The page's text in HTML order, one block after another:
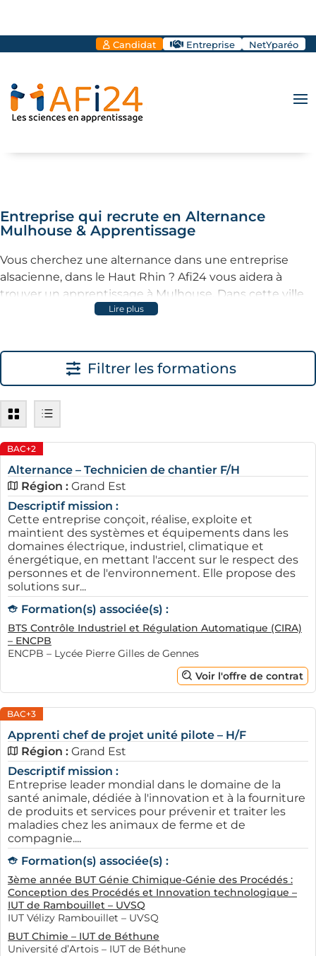
Candidat Entreprise NetYparéo
Entreprise qui recrute en Alternance
Mulhouse & Apprentissage
Vous cherchez une alternance dans une entreprise
alsacienne, dans le Haut Rhin ? Afi24 vous aidera à
trouver un apprentissage à Mulhouse. Dans cette ville
alsacienne, où le tissu économique est riche et varié, les
Les opportunités d'alternance à
Mulhouse
Mulhouse, une ville dynamique du Grand Est, offre
plusieurs opportunités pour les jeunes en recherche
d'alternance. Grâce à une économie diversifiée, les
entreprises Mulhousiennes cherchent souvent à
intégrer des profils en alternance pour soutenir leur
développement. Dans ce contexte, il est essentiel de
connaître les secteurs d'activité qui recrutent le plus en
Alsace, dont le choix est particulièrement large.
Généralement, les domaines comme l'industrie, le
commerce et les services offrent des places en
alternance. Dans l'industrie, par exemple, plusieurs PME
sont en quête de jeunesalternants dans la production
De même, le secteur technologique, affecté par la
digitalisation, se trouve en pleine expansion au sein de
cette ville. Les sociétés de services continuent à
rechercher des alternants pour former des experts.
Cette diversité d'opportunités est attrayante pour les
jeunes en quête de leur futur professionnel.
Lire plus
Filtrer les formations
BAC+2
Alternance – Technicien de chantier F/H
Région : Grand Est
Descriptif mission :
Cette entreprise conçoit, réalise, exploite et
maintient des systèmes et équipements dans les
domaines électrique, industriel, climatique et
énergétique, en mettant l'accent sur le respect des
personnes et de l'environnement. Elle propose des
solutions sur...
Formation(s) associée(s) :
BTS Contrôle Industriel et Régulation Automatique (CIRA)
– ENCPB
ENCPB – Lycée Pierre Gilles de Gennes
Voir l'offre de contrat
BAC+3
Apprenti chef de projet unité pilote – H/F
Région : Grand Est
Descriptif mission :
Entreprise leader mondial dans le domaine de la
santé animale, dédiée à l'innovation et à la fourniture
de produits et services pour prévenir et traiter les
maladies chez les animaux de ferme et de
compagnie....
Formation(s) associée(s) :
3ème année BUT Génie Chimique-Génie des Procédés :
Conception des Procédés et Innovation technologique –
IUT de Rambouillet – UVSQ
IUT Vélizy Rambouillet – UVSQ
BUT Chimie – IUT de Béthune
Université d’Artois – IUT de Béthune